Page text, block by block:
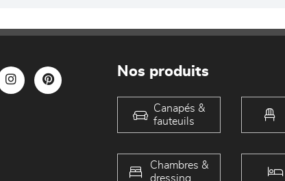
Nos produits
Canapés &
fauteuils
Chambres &
dressing